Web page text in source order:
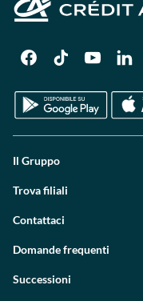
Il Gruppo
Trova filiali
Contattaci
Domande frequenti
Successioni